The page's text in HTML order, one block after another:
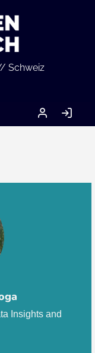
Schweiz
MEIN
ACCOUNT
IN
Insights and